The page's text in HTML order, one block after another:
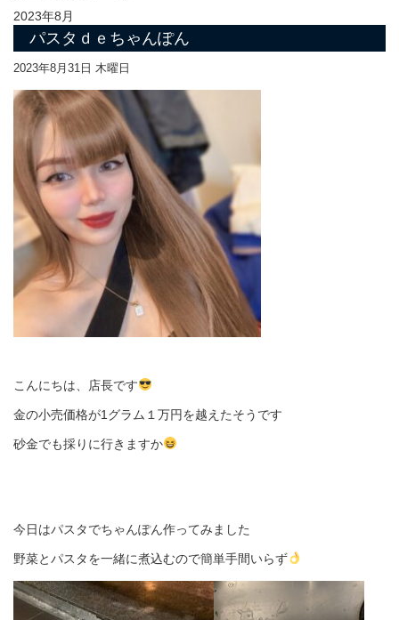
2023年8月
パスタｄｅちゃんぽん
2023年8月31日 木曜日
こんにちは、店長です
金の小売価格が1グラム１万円を越えたそうです
砂金でも採りに行きますか
今日はパスタでちゃんぽん作ってみました
野菜とパスタを一緒に煮込むので簡単手間いらず